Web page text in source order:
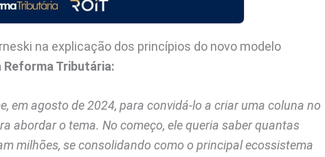
na explicação dos princípios do novo modelo
Reforma Tributária:
em agosto de 2024, para convidá-lo a criar uma coluna no
abordar o tema. No começo, ele queria saber quantas
milhões, se consolidando como o principal ecossistema